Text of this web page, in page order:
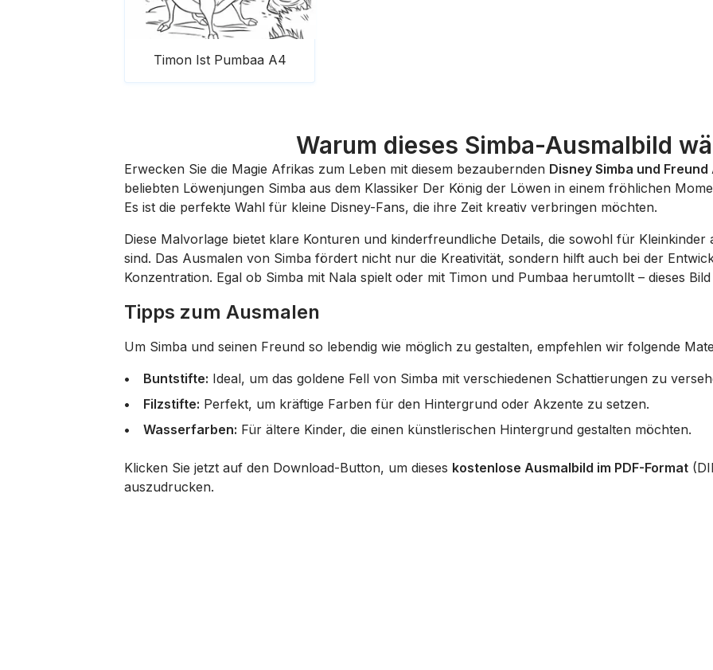
Timon Ist Pumbaa A4
Warum dieses Simba-Ausmalbild
Erwecken Sie die Magie Afrikas zum Leben mit diesem bezaubernden Disney Simba und Freund
beliebten Löwenjungen Simba aus dem Klassiker Der König der Löwen in einem fröhlichen
Es ist die perfekte Wahl für kleine Disney-Fans, die ihre Zeit kreativ verbringen möchten.
Diese Malvorlage bietet klare Konturen und kinderfreundliche Details, die sowohl für
sind. Das Ausmalen von Simba fördert nicht nur die Kreativität, sondern hilft auch bei der
Konzentration. Egal ob Simba mit Nala spielt oder mit Timon und Pumbaa herumtollt – dieses
Tipps zum Ausmalen
Um Simba und seinen Freund so lebendig wie möglich zu gestalten, empfehlen wir folgende
Buntstifte: Ideal, um das goldene Fell von Simba mit verschiedenen Schattierungen zu
Filzstifte: Perfekt, um kräftige Farben für den Hintergrund oder Akzente zu setzen.
Wasserfarben: Für ältere Kinder, die einen künstlerischen Hintergrund gestalten möchten.
Klicken Sie jetzt auf den Download-Button, um dieses kostenlose Ausmalbild im PDF-Format
auszudrucken.